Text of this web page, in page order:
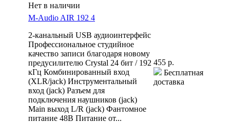
Нет в наличии
M-Audio AIR 192 4
2-канальный USB аудиоинтерфейс
Профессиональное студийное
качество записи благодаря новому
предусилителю Crystal 24 бит / 192
кГц Комбинированный вход
(XLR/jack) Инструментальный
вход (jack) Разъем для
подключения наушников (jack)
Main выход L/R (jack) Фантомное
питание 48В Питание от...
455 р.
Бесплатная
доставка